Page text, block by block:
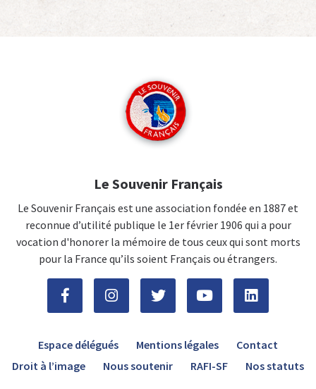
Le Souvenir Français
Le Souvenir Français est une association fondée en 1887 et
reconnue d’utilité publique le 1er février 1906 qui a pour
vocation d'honorer la mémoire de tous ceux qui sont morts
pour la France qu’ils soient Français ou étrangers.
Espace délégués Mentions légales
Contact
Droit à l’image
Nous soutenir RAFI-SF Nos statuts